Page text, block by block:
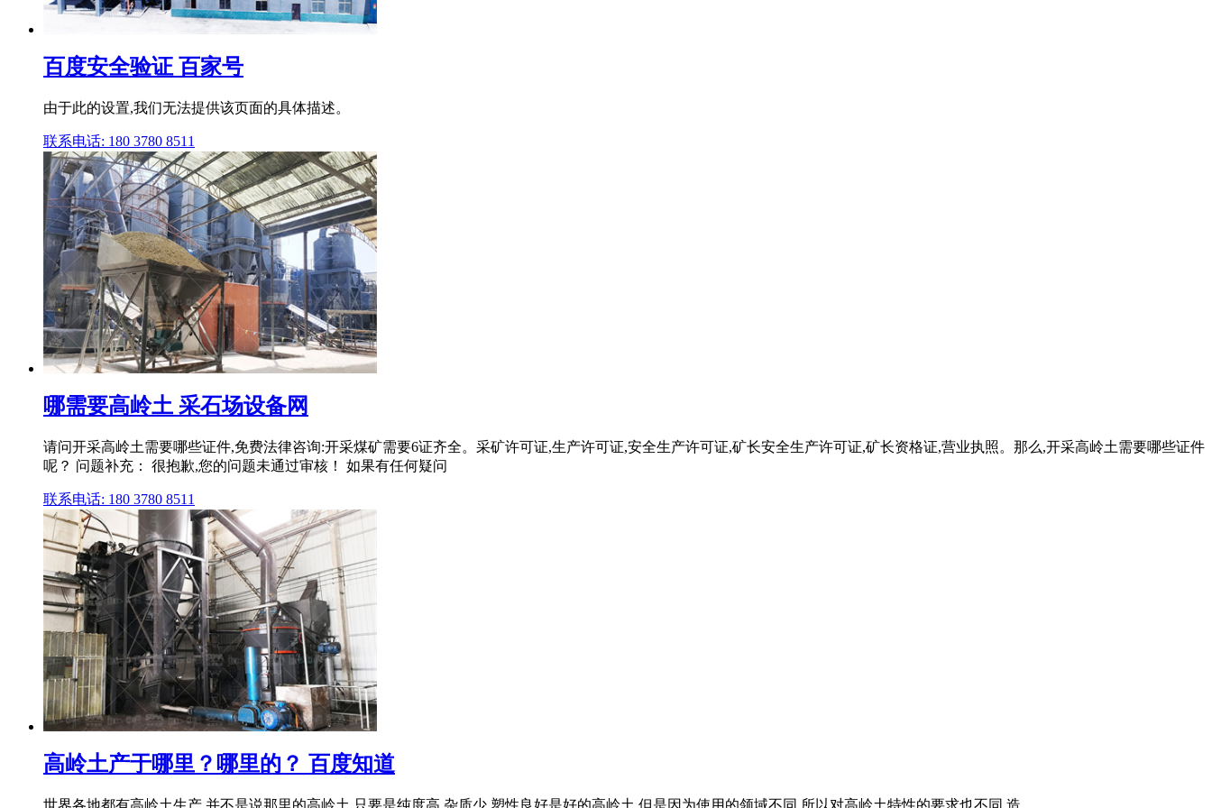
百度安全验证 百家号
由于此的设置,我们无法提供该页面的具体描述。
联系电话: 180 3780 8511
哪需要高岭土 采石场设备网
请问开采高岭土需要哪些证件,免费法律咨询:开采煤矿需要6证齐全。采矿许可证,生产许可证,安全生产许可证,矿长安全生产许可证,矿长资格证,营业执照。那么,开采高岭土需要哪些证件
呢？ 问题补充： 很抱歉,您的问题未通过审核！ 如果有任何疑问
联系电话: 180 3780 8511
高岭土产于哪里？哪里的？ 百度知道
世界各地都有高岭土生产,并不是说那里的高岭土,只要是纯度高,杂质少,塑性良好是好的高岭土,但是因为使用的领域不同,所以对高岭土特性的要求也不同,造 .